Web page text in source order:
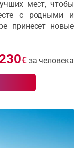
мест, чтобы
с родными и
принесет новые
230€ за человека